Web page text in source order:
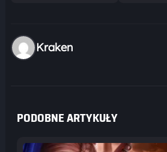
Kraken
PODOBNE ARTYKUŁY